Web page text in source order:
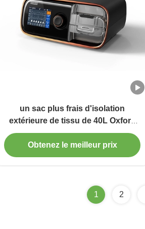
un sac plus frais d'isolation
extérieure de tissu de 40L Oxford
imperméabilisent l'envergure de
Houlder
Obtenez le meilleur prix
1 2